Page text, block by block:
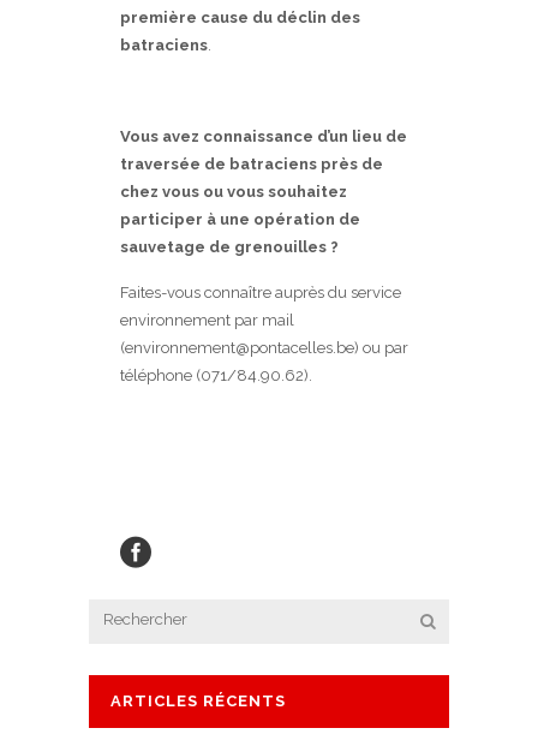
première cause du déclin des
batraciens
Vous avez connaissance d’un lieu de
traversée de batraciens près de
chez vous ou vous souhaitez
participer à une opération de
sauvetage de grenouilles ?
Faites-vous connaître auprès du service
environnement par mail
(environnement@pontacelles.be) ou par
téléphone (071/84.90.62).
ARTICLES RÉCENTS